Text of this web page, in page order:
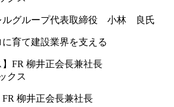
ルグループ代表取締役 小林 良氏
育て建設業界を支える
クス
FR 柳井正会長兼社長